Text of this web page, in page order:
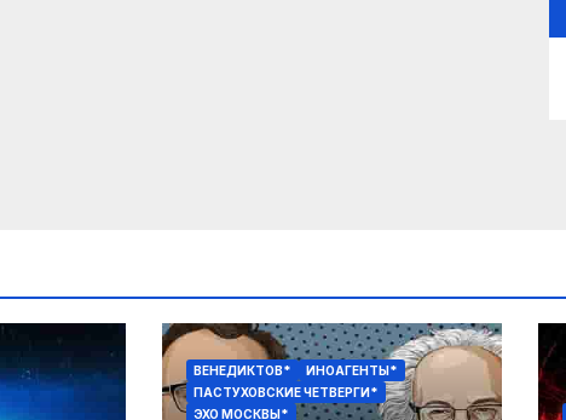
ВЕНЕДИКТОВ*
ИНОАГЕНТЫ*
ПАСТУХОВСКИЕ ЧЕТВЕРГИ*
ЭХО МОСКВЫ*